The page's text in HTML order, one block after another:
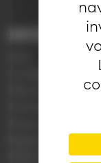
Mentions légales
d'exploitation